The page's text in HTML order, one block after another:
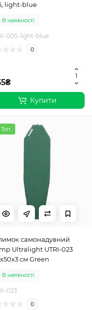
light-blue
В наявності
005-light-blue
0
Купити
Топ
самонадувний
Ultralight UTRI-023
см Green
В наявності
023
0